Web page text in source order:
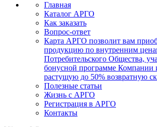
Главная
Каталог АРГО
Как заказать
Вопрос-ответ
Карта АРГО позволит вам
продукцию по внутренним
Потребительского Общества,
бонусной программе Компании
растущую до 50% возвратную
Полезные статьи
Жизнь с АРГО
Регистрация в АРГО
Контакты